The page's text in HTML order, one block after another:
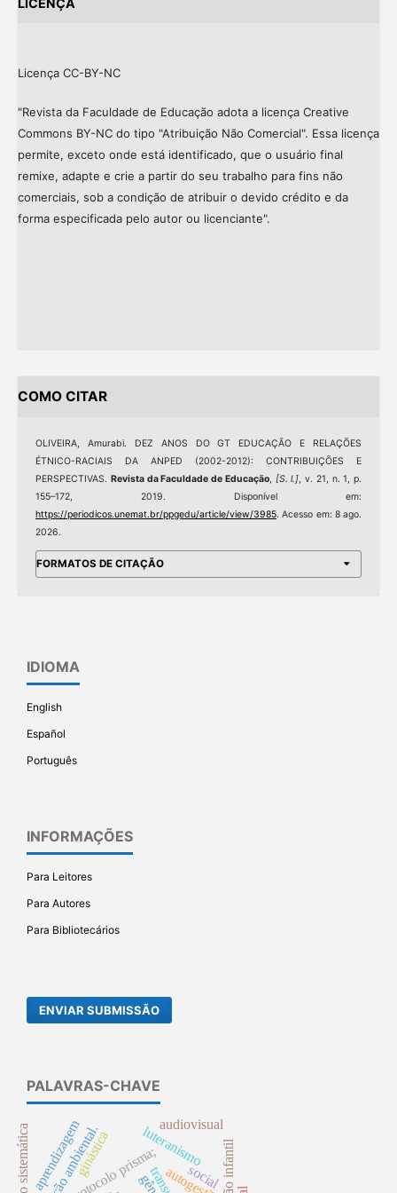
LICENÇA
Licença CC-BY-NC
"Revista da Faculdade de Educação adota a licença Creative
Commons BY-NC do tipo "Atribuição Não Comercial". Essa licença
permite, exceto onde está identificado, que o usuário final
remixe, adapte e crie a partir do seu trabalho para fins não
comerciais, sob a condição de atribuir o devido crédito e da
forma especificada pelo autor ou licenciante".
COMO CITAR
OLIVEIRA, Amurabi. DEZ ANOS DO GT EDUCAÇÃO E RELAÇÕES
ÉTNICO-RACIAIS DA ANPED (2002-2012): CONTRIBUIÇÕES E
PERSPECTIVAS. Revista da Faculdade de Educação, [S. l.] , v. 21, n. 1, p.
155–172, 2019. Disponível em:
https://periodicos.unemat.br/ppgedu/article/view/3985. Acesso em: 8 ago.
2026.
FORMATOS DE CITAÇÃO
IDIOMA
English
Español
Português
INFORMAÇÕES
Para Leitores
Para Autores
Para Bibliotecários
ENVIAR SUBMISSÃO
PALAVRAS-CHAVE
protocolo prisma;luteranismo
ginástica
audiovisual
aprendizagem social